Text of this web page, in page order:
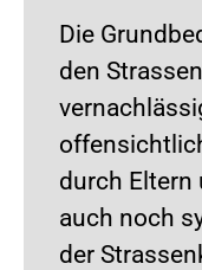
Die
den
durch Eltern
auch noch
der